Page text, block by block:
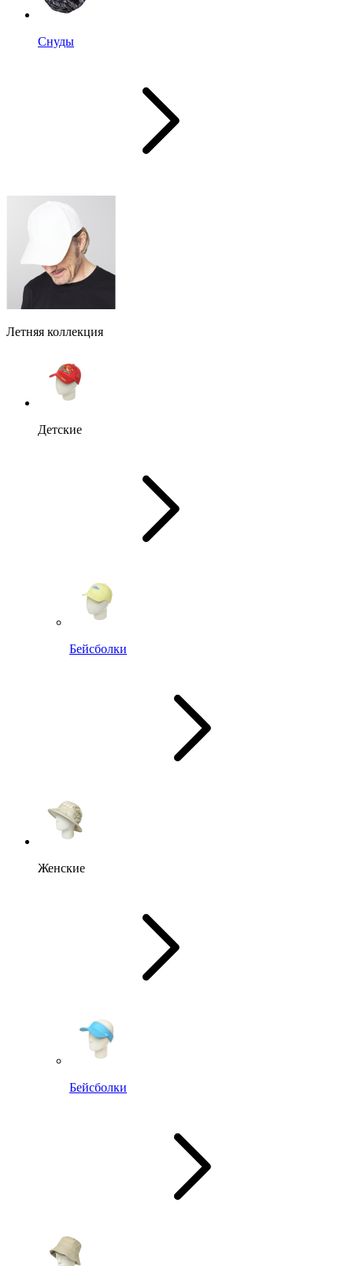
Снуды
Летняя коллекция
Детские
Бейсболки
Женские
Бейсболки